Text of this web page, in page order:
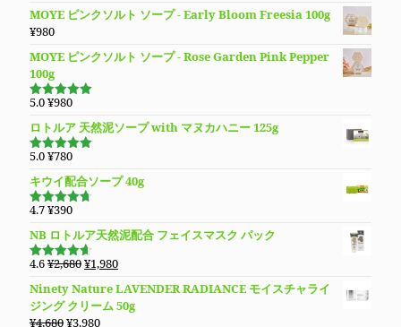
た。
す。
¥3,980
し
は
で
価
MOYE ピンクソルト ソープ - Early Bloom Freesia 100g
¥980
MOYE ピンクソルト ソープ - Rose Garden Pink Pepper
100g
5段階で
5.0¥980
ロトルア 天然泥ソープ with マヌカハニー 125g
5段階で
5.0¥780
キウイ配合ソープ 40g
5段階で
価
4.7¥390
NB ロトルア天然泥配合 フェイスマスク パック
5段階で
価
4.6¥2,680元
価
格
¥1,980現
の
価
Ninety Nature LAVENDER RADIANCE モイスチャライ
ジング クリーム 50g
¥4,680元
¥3,980現